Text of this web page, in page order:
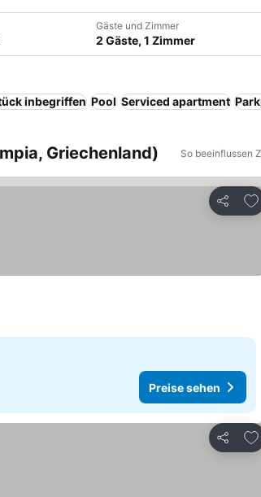
Gäste und Zimmer
2 Gäste, 1 Zimmer
inbegriffen Pool Serviced apartment
Griechenland) So beeinflussen
Teilen
Preise sehen
Teilen